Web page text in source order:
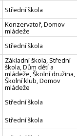
Střední škola
Konzervatoř, Domov
mládeže
Střední škola
Základní škola, Střední
škola, Dům dětí a
mládeže, Školní družina,
Školní klub, Domov
mládeže
Střední škola
Střední škola